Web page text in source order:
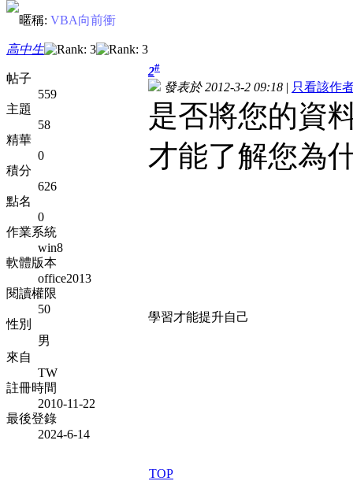
暱稱: VBA向前衝
高中生
帖子
559
主題
58
精華
0
積分
626
點名
0
作業系統
win8
軟體版本
office2013
閱讀權限
50
性別
男
來自
TW
註冊時間
2010-11-22
最後登錄
2024-6-14
2#
發表於 2012-3-2 09:18 | 只看該作
是否將您的資
才能了解您為
學習才能提升自己
TOP